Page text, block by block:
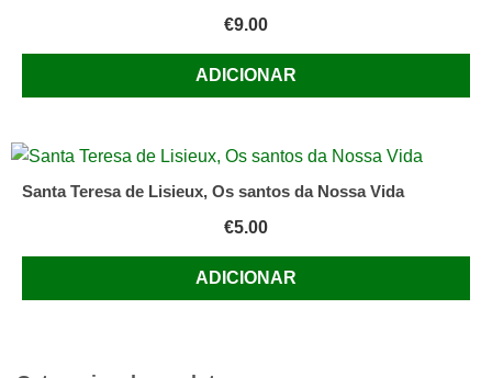
€9.00
ADICIONAR
Santa Teresa de Lisieux, Os santos da Nossa Vida
€5.00
ADICIONAR